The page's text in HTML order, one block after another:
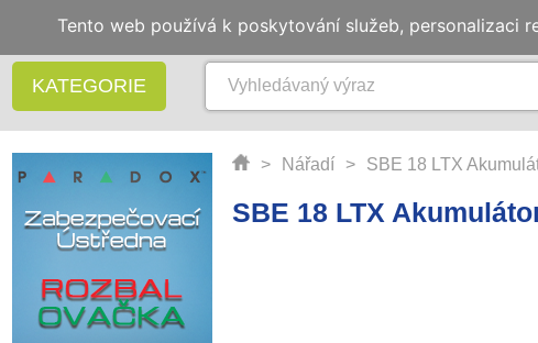
KATEGORIE
> Nářadí > SBE 18 LTX
SBE 18 LTX
Tento web používá k poskytování služeb, personalizaci